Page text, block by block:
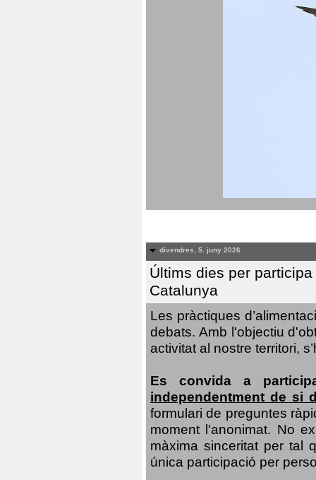
divendres, 5. juny 2026
Últims dies per
Catalunya
Les pràctiques
debats. Amb l'objectiu
activitat al nostre territori,
Es convida a
independentment de si
formulari de preguntes
moment l'anonimat. No
màxima sinceritat per tal
única participació per